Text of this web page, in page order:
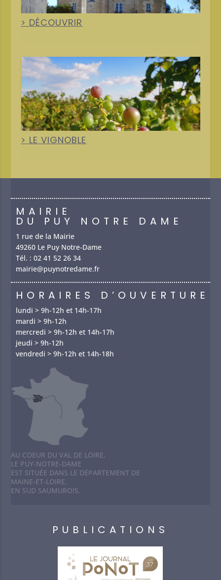
DÉCOUVRIR
LE VIGNOBLE
+
MAIRIE
DU PUY NOTRE DAME
1 rue de la Mairie
49260 Le Puy Notre-Dame
Tél. :02 41 52 26 34
mairie@puynotredame.fr
HORAIRES D’OUVERTURE
lundi > 9h-12h et 14h-17h
mardi > 9h-12h
mercredi > 9h-12h et 14h-17h
jeudi > 9h-12h
vendredi > 9h-12h et 14h-18h
AU COEUR DU VAL DE LOIRE,
LE PUY-NOTRE-DAME
EST SITUÉE DANS LE DÉPARTEMENT DE
MAINE-ET-LOIRE,
EN SUD SAUMUROIS.
PUBLICATIONS